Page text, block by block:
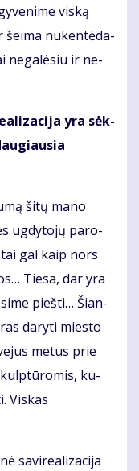
vis­ką
šei­ma nu­ken­tė­da­
ne­ga­lė­siu ir ne­
yra sėk­
ši­tų ma­no
ug­dy­to­jų pa­ro­
gal kaip nors
Tie­sa, dar yra
pieš­ti… Šian­
da­ry­ti mies­to
me­tus prie
ku­
Viskas
sa­vi­re­a­li­za­ci­ja